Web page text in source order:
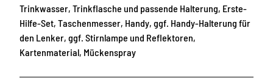
Trinkwasser, Trinkflasche und passende Halterung, Erste-
Hilfe-Set, Taschenmesser, Handy, ggf. Handy-Halterung für
den Lenker, ggf. Stirnlampe und Reflektoren,
Kartenmaterial, Mückenspray